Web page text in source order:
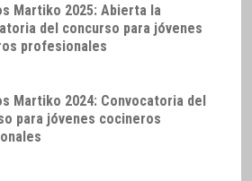
Martiko 2025: Abierta la
del concurso para jóvenes
profesionales
Martiko 2024: Convocatoria del
para jóvenes cocineros